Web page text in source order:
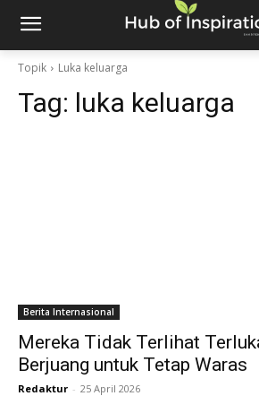
Topik Luka keluarga
Tag: luka keluarga
Berita Internasional
Mereka Tidak Terlihat
Berjuang untuk Tetap Waras
Redaktur - 25 April 2026